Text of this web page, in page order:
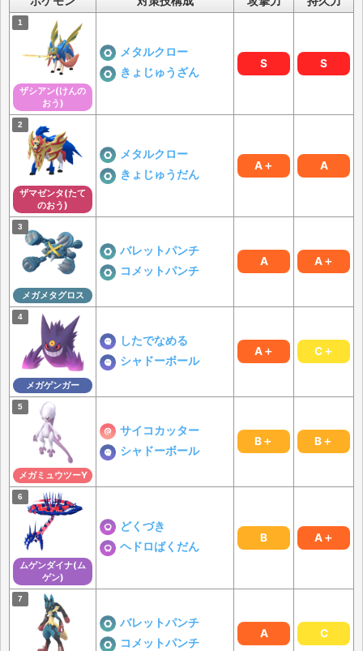
ザシアン(けんの
おう)
メタルクロー
きょじゅうざん
S S
ザマゼンタ(たて
のおう)
メタルクロー
きょじゅうだん
A＋ A
メガメタグロス
バレットパンチ
コメットパンチ
A A＋
メガゲンガー
したでなめる
シャドーボール
A＋ C＋
メガミュウツーY
サイコカッター
シャドーボール
B＋ B＋
ムゲンダイナ(ム
ゲン)
どくづき
ヘドロばくだん
B A＋
バレットパンチ
コメットパンチ
A C